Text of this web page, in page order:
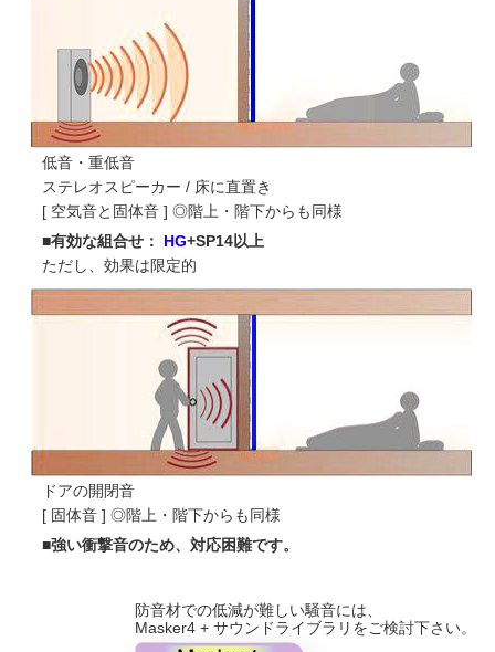
低音・重低音
ステレオスピーカー / 床に直置き
[ 空気音と固体音 ] ◎階上・階下からも同様
■有効な組合せ： HG+SP14以上
ただし、効果は限定的
ドアの開閉音
[ 固体音 ] ◎階上・階下からも同様
■強い衝撃音のため、対応困難です。
防音材での低減が難しい騒音には、
Masker4 + サウンドライブラリをご検討下さい。